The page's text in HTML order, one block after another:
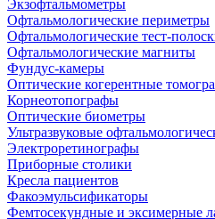
Экзофтальмометры
Офтальмологические периметры
Офтальмологические тест-
Офтальмологические магниты
Фундус-камеры
Оптические когерентные
Корнеотопографы
Оптические биометры
Ультразвуковые
Электроретинографы
Приборные столики
Кресла пациентов
Факоэмульсификаторы
Фемтосекундные и эксимерные